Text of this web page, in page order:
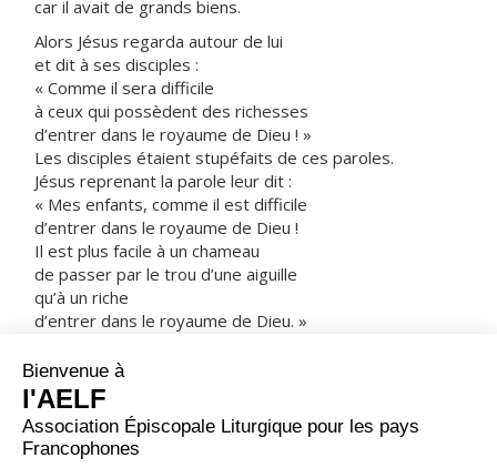
car il avait de grands biens.
Alors Jésus regarda autour de lui
et dit à ses disciples :
« Comme il sera difficile
à ceux qui possèdent des richesses
d’entrer dans le royaume de Dieu ! »
Les disciples étaient stupéfaits de ces paroles.
Jésus reprenant la parole leur dit :
« Mes enfants, comme il est difficile
d’entrer dans le royaume de Dieu !
Il est plus facile à un chameau
de passer par le trou d’une aiguille
qu’à un riche
d’entrer dans le royaume de Dieu. »
les disciples se demandaient entre eux :
« Mais alors, qui peut être sauvé ? »
Jésus les regarde et dit :
« Pour les hommes, c’est impossible,
mais pas pour Dieu ;